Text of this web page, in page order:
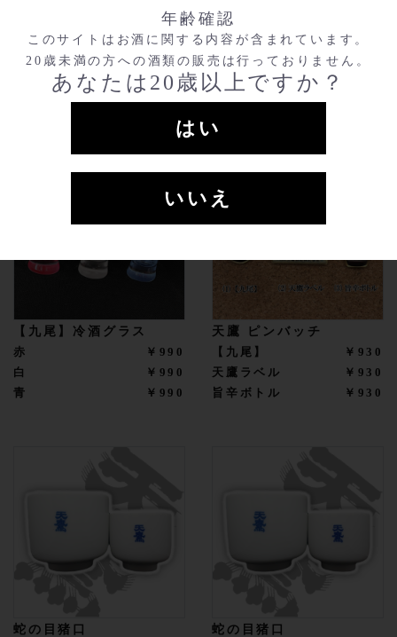
年齢確認
このサイトはお酒に関する内容が含まれています。
20歳未満の方への酒類の販売は行っておりません。
あなたは20歳以上ですか？
はい
いいえ
蛇の目猪口
一合(180ml)
￥968
五勺(90ml)
￥605
【九尾】冷酒グラス
赤
￥990
白
青
【九尾】冷酒グラス
赤
￥990
白
￥990
青
￥990
天鷹 ピンバッチ
【九尾】
￥930
天鷹ラベル
￥930
旨辛ボトル
￥930
蛇の目猪口 蛇の目猪口